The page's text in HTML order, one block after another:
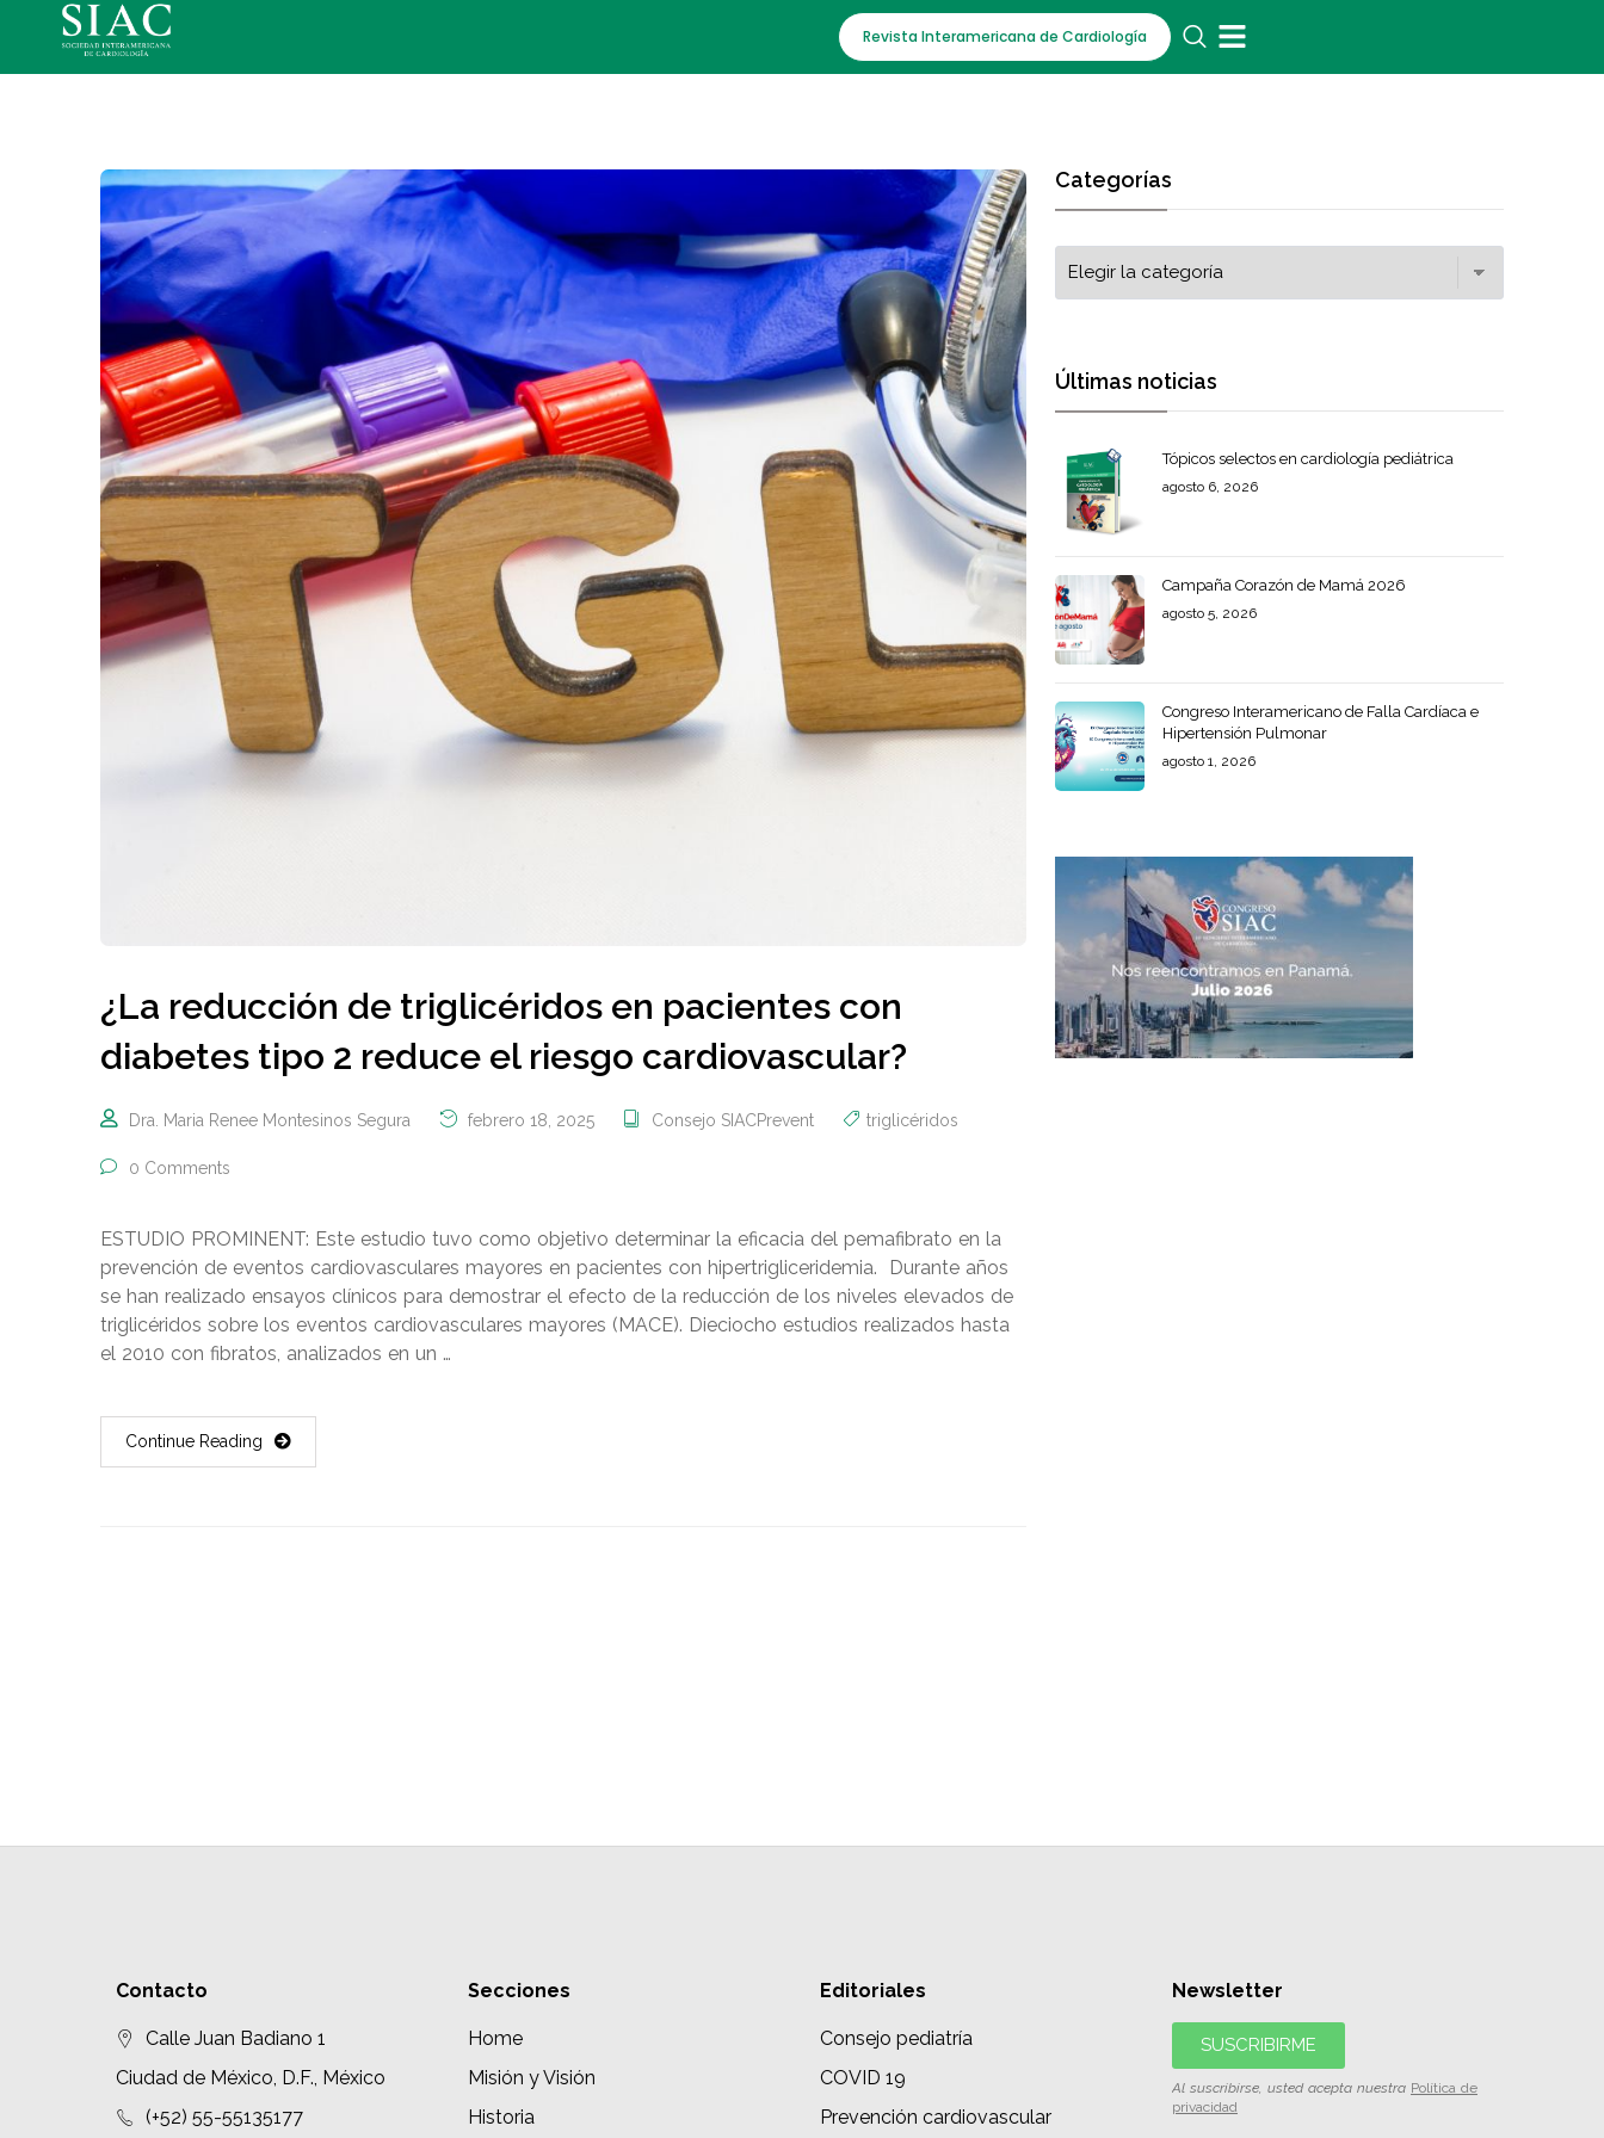
Revista Interamericana de Cardiología
¿La reducción de triglicéridos en pacientes con
diabetes tipo 2 reduce el riesgo cardiovascular?
Dra. Maria Renee Montesinos Segura febrero 18, 2025 Consejo SIACPrevent triglicéridos
0 Comments
ESTUDIO PROMINENT: Este estudio tuvo como objetivo determinar la eficacia del pemafibrato en la
prevención de eventos cardiovasculares mayores en pacientes con hipertrigliceridemia. Durante años
se han realizado ensayos clínicos para demostrar el efecto de la reducción de los niveles elevados de
triglicéridos sobre los eventos cardiovasculares mayores (MACE). Dieciocho estudios realizados hasta
el 2010 con fibratos, analizados en un …
Continue Reading
Categorías
Últimas noticias
Tópicos selectos en cardiología pediátrica
agosto 6, 2026
Campaña Corazón de Mamá 2026
agosto 5, 2026
Congreso Interamericano de Falla Cardíaca e
Hipertensión Pulmonar
agosto 1, 2026
Contacto
Calle Juan Badiano 1
Ciudad de México, D.F., México
(+52) 55-55135177
Secciones
Home
Misión y Visión
Historia
Editoriales
Consejo pediatría
COVID 19
Prevención cardiovascular
Newsletter
SUSCRIBIRME
Al suscribirse, usted acepta nuestra Política de
privacidad